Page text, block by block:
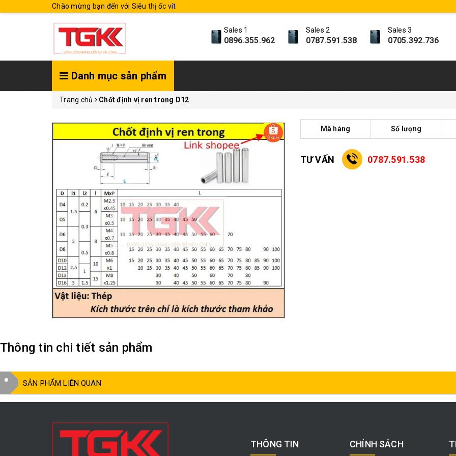
Chào mừng bạn đến với Siêu thị ốc vít
Sales 1
0896.355.962
Sales 2
0787.591.538
Sales 3
0705.392.736
Danh mục sản phẩm
Trang chủ Chốt định vị ren trong D12
Mã hàng Số lượng
TƯ VẤN 0787.591.538
Thông tin chi tiết sản phẩm
SẢN PHẨM LIÊN QUAN
THÔNG TIN CHÍNH SÁCH